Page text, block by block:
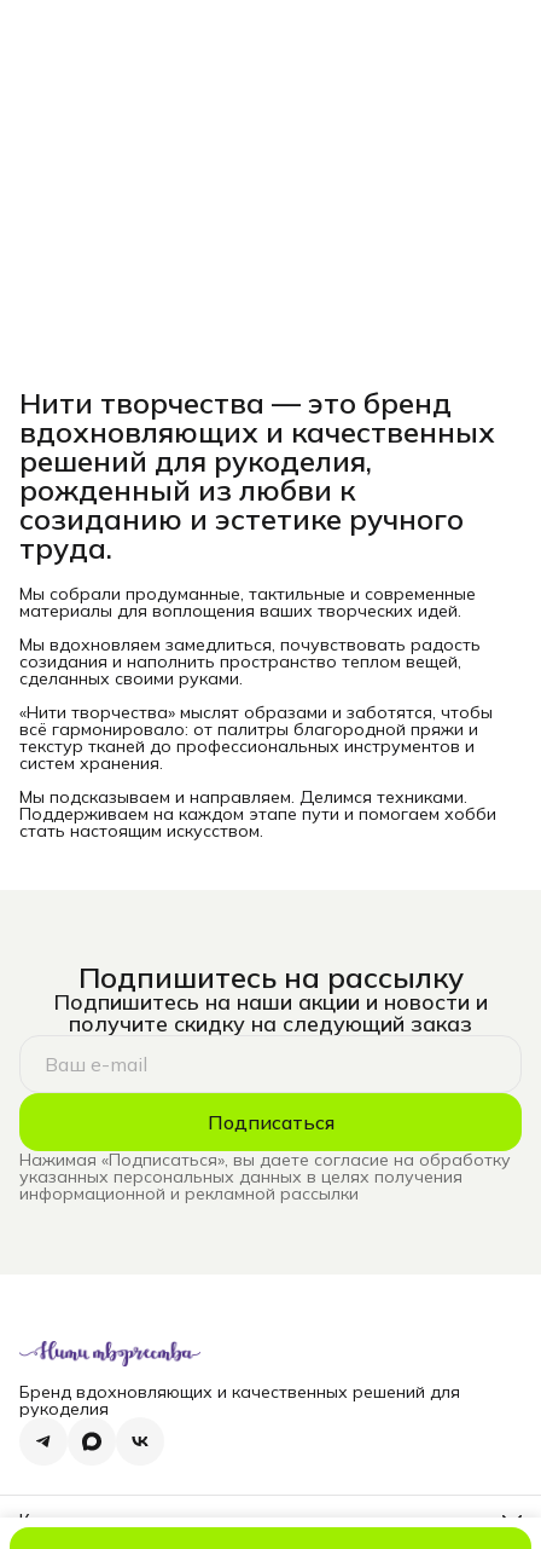
Нити творчества — это бренд
вдохновляющих и качественных
решений для рукоделия,
рожденный из любви к
созиданию и эстетике ручного
труда.
Мы собрали продуманные, тактильные и современные
материалы для воплощения ваших творческих идей.
Мы вдохновляем замедлиться, почувствовать радость
созидания и наполнить пространство теплом вещей,
сделанных своими руками.
«Нити творчества» мыслят образами и заботятся, чтобы
всё гармонировало: от палитры благородной пряжи и
текстур тканей до профессиональных инструментов и
систем хранения.
Мы подсказываем и направляем. Делимся техниками.
Поддерживаем на каждом этапе пути и помогаем хобби
стать настоящим искусством.
Подпишитесь на рассылку
Подпишитесь на наши акции и новости и
получите скидку на следующий заказ
Подписаться
Нажимая «Подписаться», вы даете согласие на обработку
указанных персональных данных в целях получения
информационной и рекламной рассылки
Бренд вдохновляющих и качественных решений для
рукоделия
Контакты